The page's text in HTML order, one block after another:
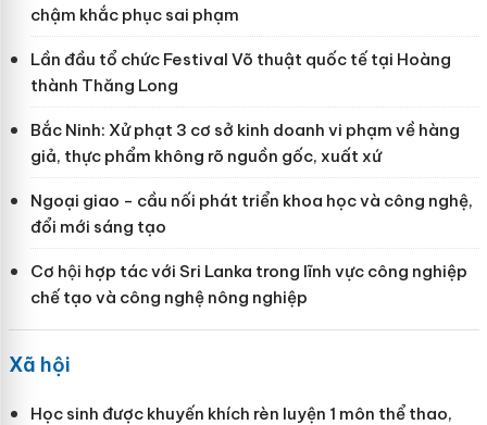
chậm khắc phục sai phạm
Lần đầu tổ chức Festival Võ thuật quốc tế tại Hoàng
thành Thăng Long
Bắc Ninh: Xử phạt 3 cơ sở kinh doanh vi phạm về hàng
giả, thực phẩm không rõ nguồn gốc, xuất xứ
Ngoại giao - cầu nối phát triển khoa học và công nghệ,
đổi mới sáng tạo
Cơ hội hợp tác với Sri Lanka trong lĩnh vực công nghiệp
chế tạo và công nghệ nông nghiệp
Xã hội
Học sinh được khuyến khích rèn luyện 1 môn thể thao,